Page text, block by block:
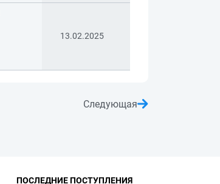
13.02.2025
Следующая
ПОСЛЕДНИЕ ПОСТУПЛЕНИЯ